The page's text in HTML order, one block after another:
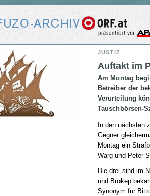
Auftakt im
JUSTIZ
Am Montag
Betreiber der
Verurteilung
Tauschbörsen-
In den nächsten
Gegner
Montag ein
Warg und Peter
Die drei sind im
und Brokep
Synonym für